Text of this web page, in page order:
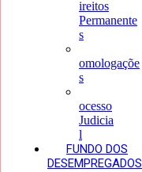
ireitos
Permanente
s
omologaçõe
s
ocesso
Judicia
l
FUNDO DOS
DESEMPREGADOS